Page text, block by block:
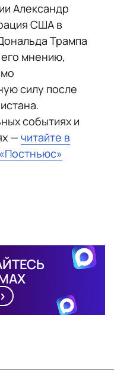
Александр
США в
Трампа
мнению,
силу после
событиях и
— читайте в